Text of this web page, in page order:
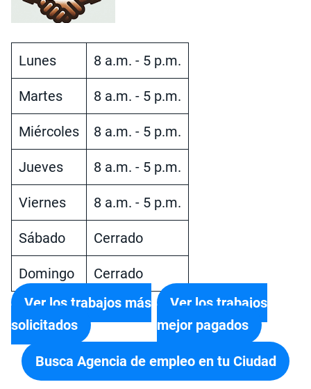
Lunes 8 a.m. - 5 p.m.
Martes 8 a.m. - 5 p.m.
Miércoles 8 a.m. - 5 p.m.
Jueves 8 a.m. - 5 p.m.
Viernes 8 a.m. - 5 p.m.
Sábado Cerrado
Domingo
Cerrado
Ver los trabajos más
solicitados
Ver los trabajos
mejor pagados
Busca Agencia de empleo en tu Ciudad